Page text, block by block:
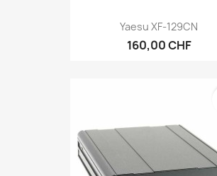
Yaesu XF-129CN
160,00 CHF